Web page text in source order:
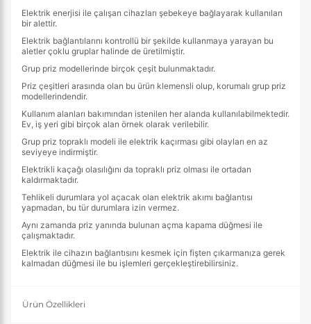
Elektrik enerjisi ile çalışan cihazları şebekeye bağlayarak kullanılan
bir alettir.
Elektrik bağlantılarını kontrollü bir şekilde kullanmaya yarayan bu
aletler çoklu gruplar halinde de üretilmiştir.
Grup priz modellerinde birçok çeşit bulunmaktadır.
Priz çeşitleri arasında olan bu ürün klemensli olup, korumalı grup priz
modellerindendir.
Kullanım alanları bakımından istenilen her alanda kullanılabilmektedir.
Ev, iş yeri gibi birçok alan örnek olarak verilebilir.
Grup priz topraklı modeli ile elektrik kaçırması gibi olayları en az
seviyeye indirmiştir.
Elektrikli kaçağı olasılığını da topraklı priz olması ile ortadan
kaldırmaktadır.
Tehlikeli durumlara yol açacak olan elektrik akımı bağlantısı
yapmadan, bu tür durumlara izin vermez.
Aynı zamanda priz yanında bulunan açma kapama düğmesi ile
çalışmaktadır.
Elektrik ile cihazın bağlantısını kesmek için fişten çıkarmanıza gerek
kalmadan düğmesi ile bu işlemleri gerçekleştirebilirsiniz.
Ürün Özellikleri